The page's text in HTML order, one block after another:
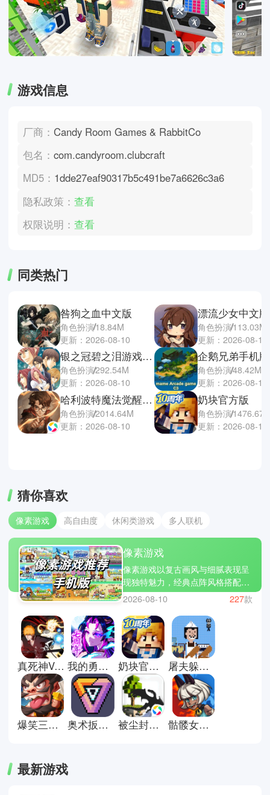
游戏信息
厂商：Candy Room Games & RabbitCo
包名：com.candyroom.clubcraft
MD5： 1dde27eaf90317b5c491be7a6626c3a6
隐私政策：查看
权限说明：查看
同类热门
咎狗之血中文版
角色扮演18.84M
更新：2026-08-10
银之冠碧之泪游戏汉化版
角色扮演292.54M
更新：2026-08-10
哈利波特魔法觉醒官方正版
角色扮演2014.64M
更新：2026-08-10
漂流少女中文版
角色扮演113.03M
更新：2026-08-10
企鹅兄弟手机版
角色扮演48.42M
更新：2026-08-10
奶块官方版
角色扮演
更新：2026-08-10
猜你喜欢
像素游戏 高自由度 休闲类游戏 多人联机
像素游戏
像素游戏以复古画风与细腻表现呈
现独特魅力，经典点阵风格搭配现
代玩法设计，在星露谷物语、死亡
细胞、泰拉瑞亚等作品中展现出丰
富多样的体验，既有怀旧氛围又不
失内容深度。玩法类型覆盖冒险、
经营、战斗等多个方向，通过高自
由度与多样系统组合，让玩家可以
按照自己的节奏推进游戏进程，内
容耐玩且节奏灵活。视觉表现简洁
却富有细节，搭配流畅操作与紧凑
玩法，让玩家有长期游玩的吸引力
与持续探索空间。
2026-08-10 227款
真死神VS火影绊联机版 我的勇者官方版 奶块官方版 屠夫躲猫猫游戏
爆笑三国手机版 奥术扳机中文版 被尘封的故事国际服 骷髅女孩国际服
最新游戏